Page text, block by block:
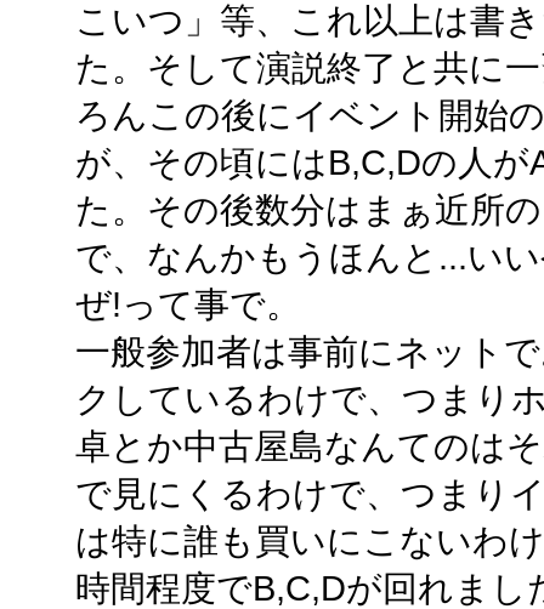
こいつ」等、これ以上は書
た。そして演説終了と共に
ろんこの後にイベント開始
が、その頃にはB,C,Dの人
た。その後数分はまぁ近所
で、なんかもうほんと...い
ぜ!って事で。
一般参加者は事前にネット
クしているわけで、つまり
卓とか中古屋島なんてのは
で見にくるわけで、つまり
は特に誰も買いにこないわ
時間程度でB,C,Dが回れま